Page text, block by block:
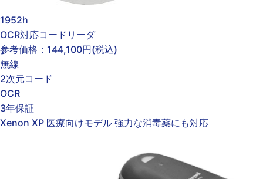
1952h
OCR対応コードリーダ
参考価格： 144,100円(税込)
無線
2次元コード
OCR
3年保証
Xenon XP 医療向けモデル 強力な消毒薬にも対応